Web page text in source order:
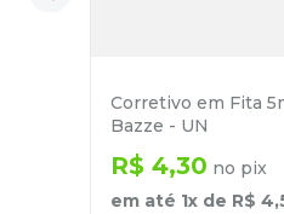
Corretivo em Fita
Bazze - UN
R$ 4,30 no pix
em até 1x de R$ 4,